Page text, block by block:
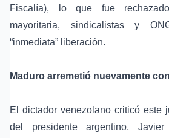
Fiscalía), lo que fue
mayoritaria, sindicalistas y
“inmediata” liberación.
Maduro arremetió nuevamente
El dictador venezolano criticó este
del presidente argentino,